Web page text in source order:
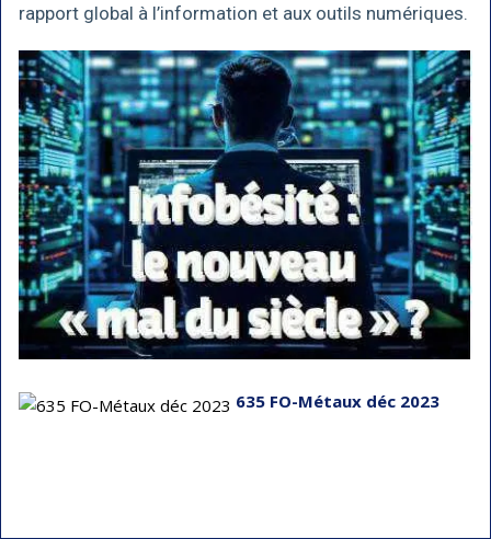
rapport global à l’information et aux outils numériques.
635 FO-Métaux déc 2023